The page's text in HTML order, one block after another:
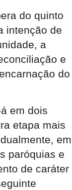
do quinto
intenção de
a
e
do
em dois
etapa mais
em
paróquias e
de caráter